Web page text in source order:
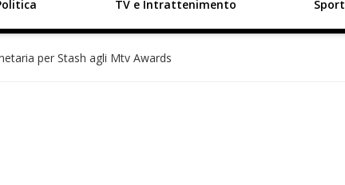
TV e Intrattenimento Sport
per Stash agli Mtv Awards